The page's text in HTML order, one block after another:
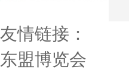
友情链接：
东盟博览会